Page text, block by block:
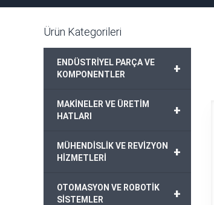
Ürün Kategorileri
+
ENDÜSTRİYEL PARÇA VE
KOMPONENTLER
+
MAKİNELER VE ÜRETİM
HATLARI
+
MÜHENDİSLİK VE REVİZYON
HİZMETLERİ
+
OTOMASYON VE ROBOTİK
SİSTEMLER